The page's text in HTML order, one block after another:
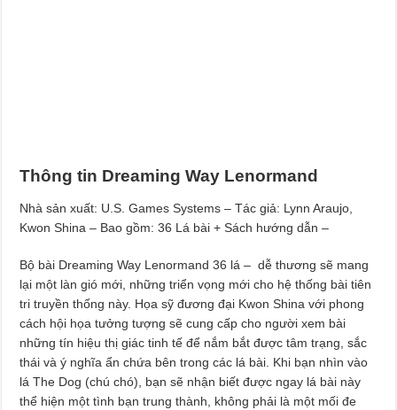
Thông tin Dreaming Way Lenormand
Nhà sản xuất: U.S. Games Systems – Tác giả: Lynn Araujo,
Kwon Shina – Bao gồm: 36 Lá bài + Sách hướng dẫn –
Bộ bài Dreaming Way Lenormand 36 lá – dễ thương sẽ mang
lại một làn gió mới, những triển vọng mới cho hệ thống bài tiên
tri truyền thống này. Họa sỹ đương đại KwonShina với phong
cách hội họa tưởng tượng sẽ cung cấp cho người xem bài
những tín hiệu thị giác tinh tế để nắm bắt được tâm trạng, sắc
thái và ý nghĩa ẩn chứa bên trong các lá bài. Khi bạn nhìn vào
lá The Dog (chú chó), bạn sẽ nhận biết được ngay lá bài này
thể hiện một tình bạn trung thành, không phải là một mối đe